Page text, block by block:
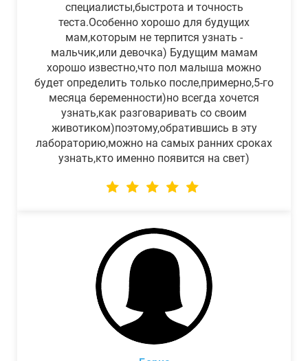
специалисты,быстрота и точность
теста.Особенно хорошо для будущих
мам,которым не терпится узнать -
мальчик,или девочка) Будущим мамам
хорошо известно,что пол малыша можно
будет определить только после,примерно,5-го
месяца беременности)но всегда хочется
узнать,как разговаривать со своим
животиком)поэтому,обратившись в эту
лабораторию,можно на самых ранних сроках
узнать,кто именно появится на свет)